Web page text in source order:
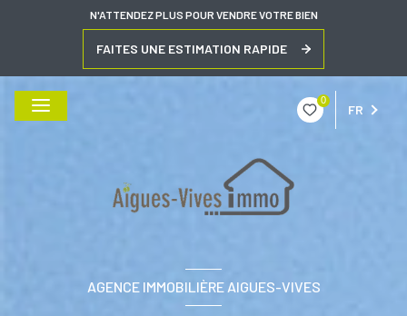
N'ATTENDEZ PLUS POUR VENDRE VOTRE BIEN
FAITES UNE ESTIMATION RAPIDE
0
FR
AGENCE IMMOBILIÈRE AIGUES-VIVES